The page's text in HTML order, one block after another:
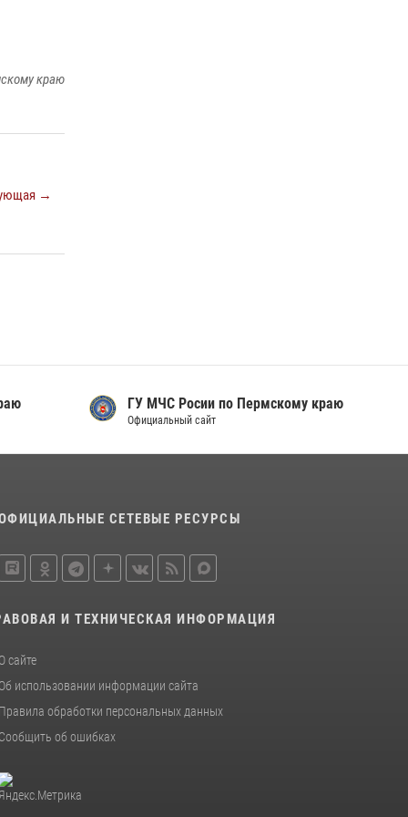
краю
→
ГУ МЧС Росии по Пермскому краю
Официальный сайт
СЕТЕВЫЕ РЕСУРСЫ
И ТЕХНИЧЕСКАЯ ИНФОРМАЦИЯ
О сайте
Об использовании информации сайта
Правила обработки персональных данных
Сообщить об ошибках